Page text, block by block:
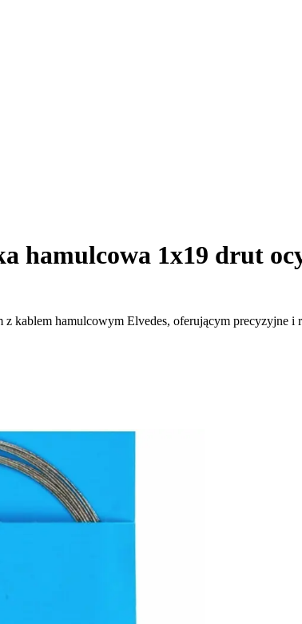
hamulcowa 1x19 drut
kablem hamulcowym Elvedes, oferującym precyzyjne i